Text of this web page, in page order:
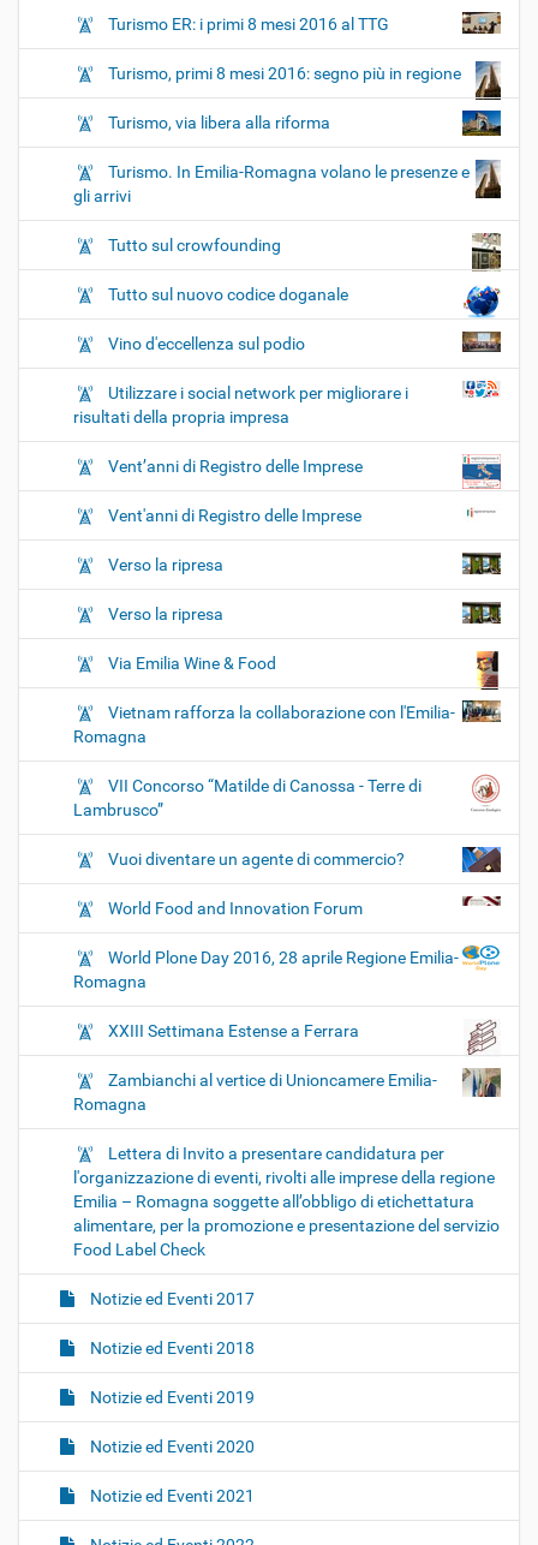
Turismo ER: i primi 8 mesi 2016 al TTG
Turismo, primi 8 mesi 2016: segno più in regione
Turismo, via libera alla riforma
Turismo. In Emilia-Romagna volano le presenze e
gli arrivi
Tutto sul crowfounding
Tutto sul nuovo codice doganale
Vino d'eccellenza sul podio
Utilizzare i social network per migliorare i
risultati della propria impresa
Vent’anni di Registro delle Imprese
Vent'anni di Registro delle Imprese
Verso la ripresa
Verso la ripresa
Via Emilia Wine & Food
Vietnam rafforza la collaborazione con l'Emilia-
Romagna
VII Concorso “Matilde di Canossa - Terre di
Lambrusco”
Vuoi diventare un agente di commercio?
World Food and Innovation Forum
World Plone Day 2016, 28 aprile Regione Emilia-
Romagna
XXIII Settimana Estense a Ferrara
Zambianchi al vertice di Unioncamere Emilia-
Romagna
Lettera di Invito a presentare candidatura per
l'organizzazione di eventi, rivolti alle imprese della regione
Emilia – Romagna soggette all’obbligo di etichettatura
alimentare, per la promozione e presentazione del servizio
Food Label Check
Notizie ed Eventi 2017
Notizie ed Eventi 2018
Notizie ed Eventi 2019
Notizie ed Eventi 2020
Notizie ed Eventi 2021